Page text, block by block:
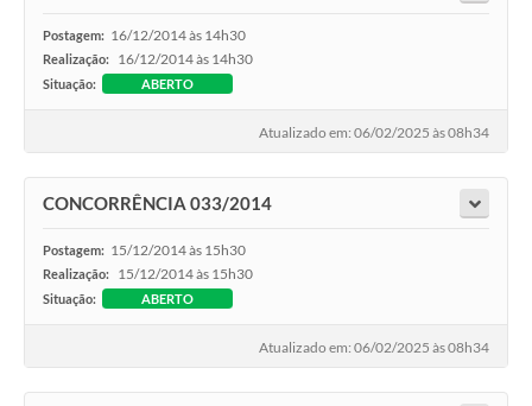
Postagem: 16/12/2014 às 14h30
Realização: 16/12/2014 às 14h30
Situação: ABERTO
Atualizado em: 06/02/2025 às 08h34
CONCORRÊNCIA 033/2014
Postagem: 15/12/2014 às 15h30
Realização: 15/12/2014 às 15h30
Situação: ABERTO
Atualizado em: 06/02/2025 às 08h34